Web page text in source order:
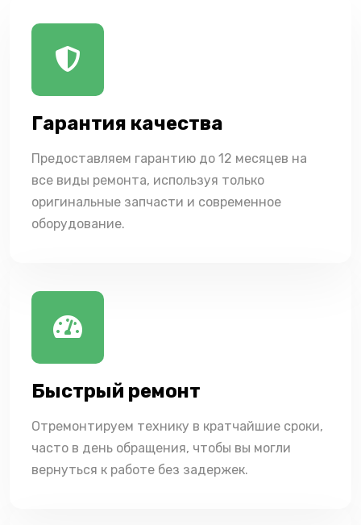
Гарантия качества
Предоставляем гарантию до 12 месяцев на
все виды ремонта, используя только
оригинальные запчасти и современное
оборудование.
Быстрый ремонт
Отремонтируем технику в кратчайшие сроки,
часто в день обращения, чтобы вы могли
вернуться к работе без задержек.